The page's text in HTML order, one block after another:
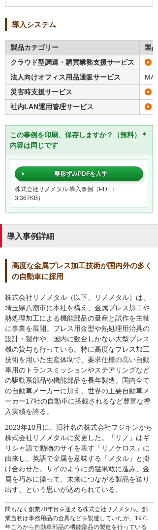
導入システム
製品カテゴリー
製
クラウド型調達・購買業務支援サービス
法人向けオフィス用品通販サービス
MA
災害時支援サービス
社内LAN運用管理サービス
この事例を印刷、保存しますか？（無料）＊
内容は同じです
整形ずみPDFを入手
株式会社リノメタル 導入事例（PDF：
3,367KB）
導入事例詳細
高度な金属プレス加工技術が国内外の多く
の自動車に採用
間もなく創業70年目を迎える株式会社リノメタル。創
業当初は事務用品の金具などを製造していたが、1971
年ごろから自動車部品の機能部品の製造を行っている
株式会社リノメタル（以下、リノメタル）は、
埼玉県八潮市に本社を構え、金属プレス加工や
熱処理加工による機能部品の量産と試作を主軸
に事業を展開。プレス用金型や熱処理用治具の
設計・製作や、国内に数台しかない大型プレス
機の貸与も行っている。特に高度なプレス加工
技術を用いた生産体制で、要求仕様の高い自動
車用のトランスミッションやステアリングなど
の駆動系部品や機能部品を長年製造。国内全て
の自動車メーカーに加え、世界の主要自動車メ
ーカー17社の自動車に搭載されるなど豊富な導
入実績を誇る。
2023年10月に、旧社名の株式会社フジキンから
株式会社リノメタルに変更した。「リノ」はギ
リシャ語で動物のサイを表す「リノケロス」に
由来し、英語で金属を意味する「メタル」と掛
け合わせた。サイのように勇猛果敢に進み、金
属を巧みに操って、未来につながる製品を送り
出す、という思いが込められている。